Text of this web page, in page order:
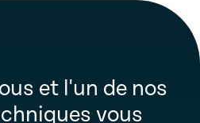
et l'un de nos
vous